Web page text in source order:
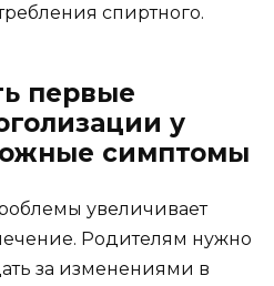
спиртного.
первые
у
симптомы
увеличивает
Родителям нужно
за изменениями в